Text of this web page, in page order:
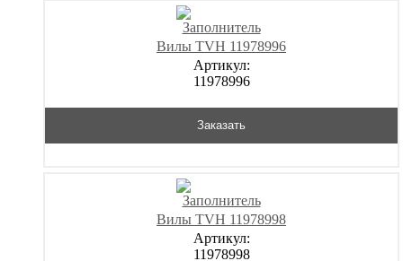
Вилы TVH 11978996
Артикул:
11978996
Заказать
Вилы TVH 11978998
Артикул:
11978998